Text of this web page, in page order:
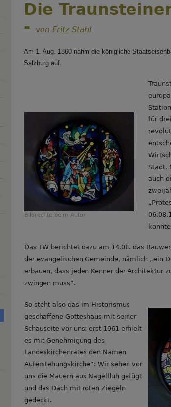
Die
-
von Fritz Stahl
Am 1. Aug. 1860 nahm die königliche
Salzburg auf.
Bildrechte beim Autor
für
Stadt.
auch
Das TW berichtet dazu am 14.08. das
der evangelischen Gemeinde, nämlich „ein
erbauen, dass jeden Kenner der Architektur
zwingen muss“.
So steht also das im Historismus
geschaffene Gotteshaus mit seiner
Schauseite vor uns; erst 1961 erhielt
es mit Genehmigung des
Landeskirchenrates den Namen
Auferstehungskirche“: Wir sehen vor
uns die Mauern aus Nagelfluh gefügt
und das Dach mit roten Ziegeln
gedeckt.